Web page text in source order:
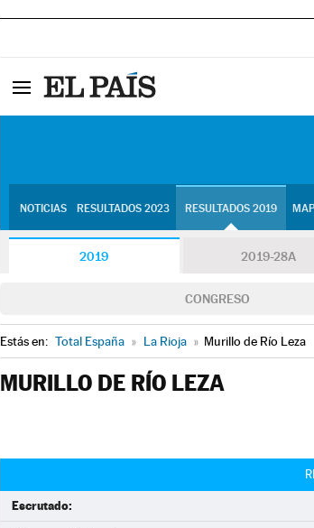
NOTICIAS RESULTADOS 2023 RESULTADOS 2019
2019 2019-28A
CONGRESO
Estás en: Total España » La Rioja » Murillo de Río Leza
MURILLO DE RÍO LEZA
Escrutado: